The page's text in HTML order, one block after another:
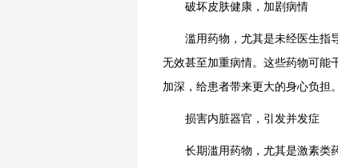
破坏皮肤健康，加剧病情
滥用药物，尤其是未经医生指导
无效甚至加重病情。这些药物可能
加深，给患者带来更大的身心负担。
损害内脏器官，引发并发症
长期滥用药物，尤其是激素类药